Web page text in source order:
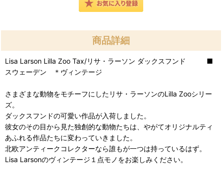
商品詳細
Lisa Larson Lilla Zoo Tax/リサ・ラーソン ダックスフンド ■
スウェーデン ＊ヴィンテージ
さまざまな動物をモチーフにしたリサ・ラーソンのLilla Zooシリー
ズ。
ダックスフンドの可愛い作品が入荷しました。
彼女のその目から見た独創的な動物たちは、やがてオリジナルティ
あふれる作品たちに変わっていきました。
北欧アンティークコレクターなら誰もが一つは持っているはず。
Lisa Larsonのヴィンテージ１点モノをお楽しみください。